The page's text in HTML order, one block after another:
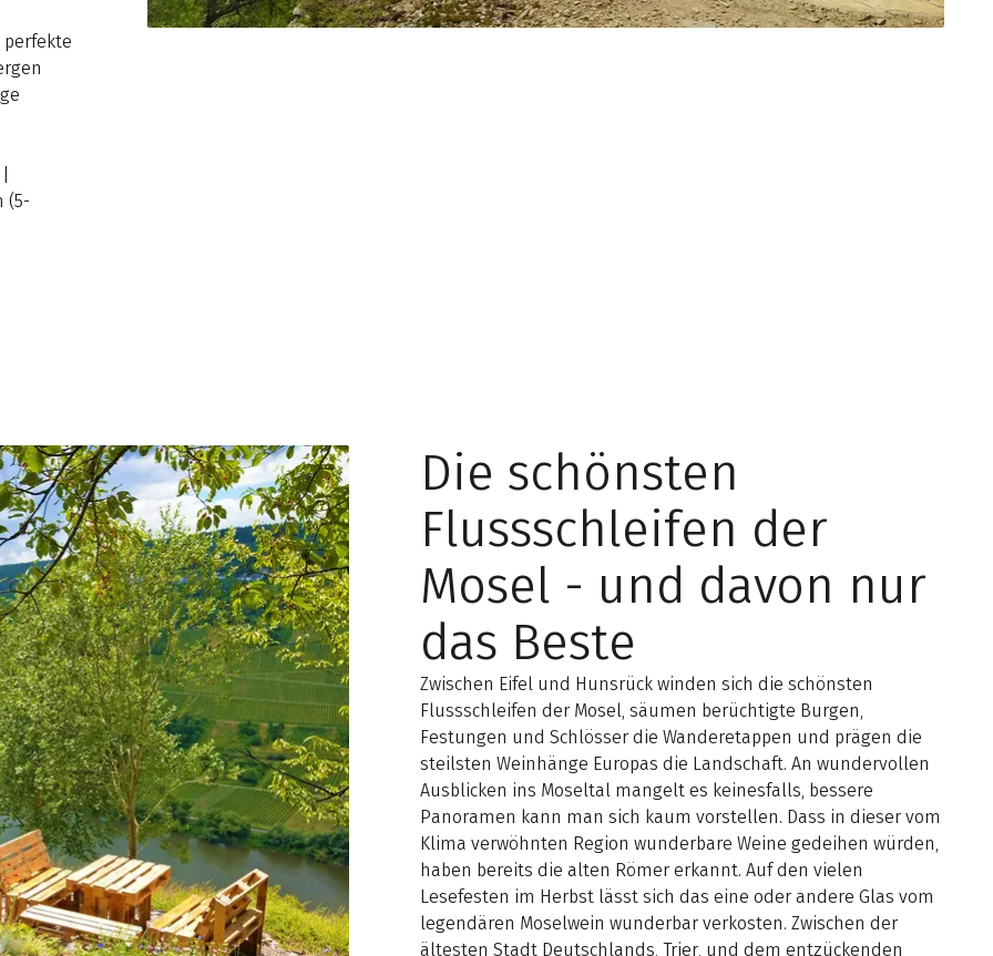
perfekte
(5-
Die schönsten
Flussschleifen der
Mosel - und davon nur
das Beste
Zwischen Eifel und Hunsrück winden sich die schönsten
Flussschleifen der Mosel, säumen berüchtigte Burgen,
Festungen und Schlösser die Wanderetappen und prägen die
steilsten Weinhänge Europas die Landschaft. An wundervollen
Ausblicken ins Moseltal mangelt es keinesfalls, bessere
Panoramen kann man sich kaum vorstellen. Dass in dieser vom
Klima verwöhnten Region wunderbare Weine gedeihen würden,
haben bereits die alten Römer erkannt. Auf den vielen
Lesefesten im Herbst lässt sich das eine oder andere Glas vom
legendären Moselwein wunderbar verkosten. Zwischen der
ältesten Stadt Deutschlands, Trier, und dem entzückenden